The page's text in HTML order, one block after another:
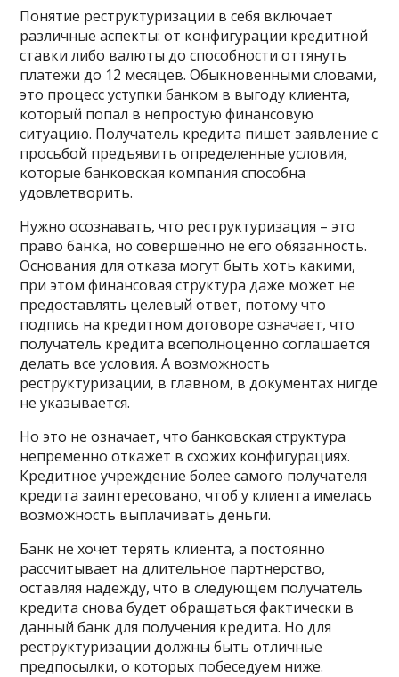
Понятие реструктуризации в себя включает
различные аспекты: от конфигурации кредитной
ставки либо валюты до способности оттянуть
платежи до 12 месяцев. Обыкновенными словами,
это процесс уступки банком в выгоду клиента,
который попал в непростую финансовую
ситуацию. Получатель кредита пишет заявление с
просьбой предъявить определенные условия,
которые банковская компания способна
удовлетворить.
Нужно осознавать, что реструктуризация – это
право банка, но совершенно не его обязанность.
Основания для отказа могут быть хоть какими,
при этом финансовая структура даже может не
предоставлять целевый ответ, потому что
подпись на кредитном договоре означает, что
получатель кредита всеполноценно соглашается
делать все условия. А возможность
реструктуризации, в главном, в документах нигде
не указывается.
Но это не означает, что банковская структура
непременно откажет в схожих конфигурациях.
Кредитное учреждение более самого получателя
кредита заинтересовано, чтоб у клиента имелась
возможность выплачивать деньги.
Банк не хочет терять клиента, а постоянно
рассчитывает на длительное партнерство,
оставляя надежду, что в следующем получатель
кредита снова будет обращаться фактически в
данный банк для получения кредита. Но для
реструктуризации должны быть отличные
предпосылки, о которых побеседуем ниже.